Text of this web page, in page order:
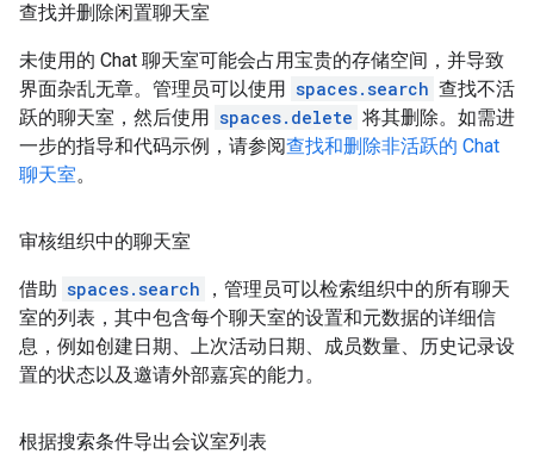
查找并删除闲置聊天室
未使用的 Chat 聊天室可能会占用宝贵的存储空间，并导致
界面杂乱无章。管理员可以使用 spaces.search 查找不活
跃的聊天室，然后使用 spaces.delete 将其删除。如需进
一步的指导和代码示例，请参阅查找和删除非活跃的 Chat
聊天室。
审核组织中的聊天室
借助 spaces.search
，管理员可以检索组织中的所有聊天
室的列表，其中包含每个聊天室的设置和元数据的详细信
息，例如创建日期、上次活动日期、成员数量、历史记录设
置的状态以及邀请外部嘉宾的能力。
根据搜索条件导出会议室列表